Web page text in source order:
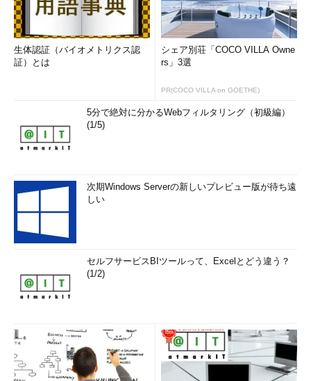
生体認証（バイオメトリクス認
証）とは
シェア別荘「COCO VILLA Owne
rs」3選
PR(COCO VILLA on GOETHE)
5分で絶対に分かるWebフィルタリング（初級編）
(1/5)
次期Windows Serverの新しいプレビュー版が待ち遠
しい
セルフサービスBIツールって、Excelとどう違う？
(1/2)